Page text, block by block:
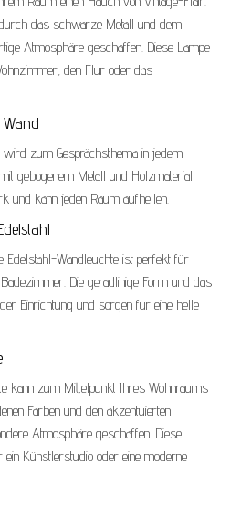
das schwarze Metall und dem
Atmosphäre geschaffen. Diese Lampe
den Flur oder das
wird zum Gesprächsthema in jedem
gebogenem Metall und Holzmaterial
und kann jeden Raum aufhellen.
Edelstahl-Wandleuchte ist perfekt für
Die geradlinige Form und das
Einrichtung und sorgen für eine helle
kann zum Mittelpunkt Ihres Wohnraums
Farben und den akzentuierten
Atmosphäre geschaffen. Diese
Künstlerstudio oder eine moderne